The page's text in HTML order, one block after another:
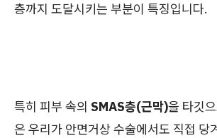
층까지 도달시키는 부분이 특징입니다.
특히 피부 속의 SMAS층(근막)을 타깃
은 우리가 안면거상 수술에서도 직접 당